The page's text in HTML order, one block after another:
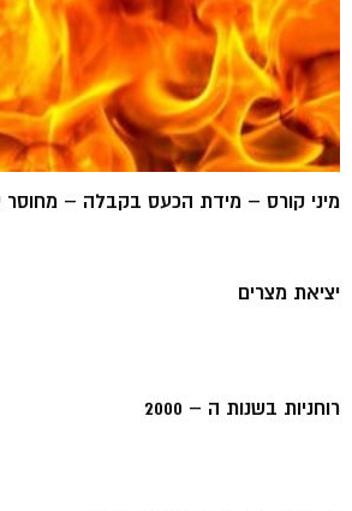
מיני קורס – מידת הכעס בקבלה –
יציאת מצרים
רוחניות בשנות ה – 2000